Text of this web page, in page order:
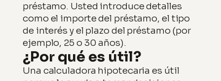
préstamo. Usted introduce detalles
como el importe del préstamo, el tipo
de interés y el plazo del préstamo (por
ejemplo, 25 o 30 años).
¿Por qué es útil?
Una calculadora hipotecaria es útil